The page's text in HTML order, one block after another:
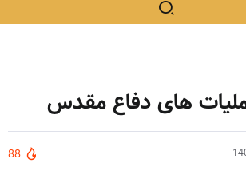
88